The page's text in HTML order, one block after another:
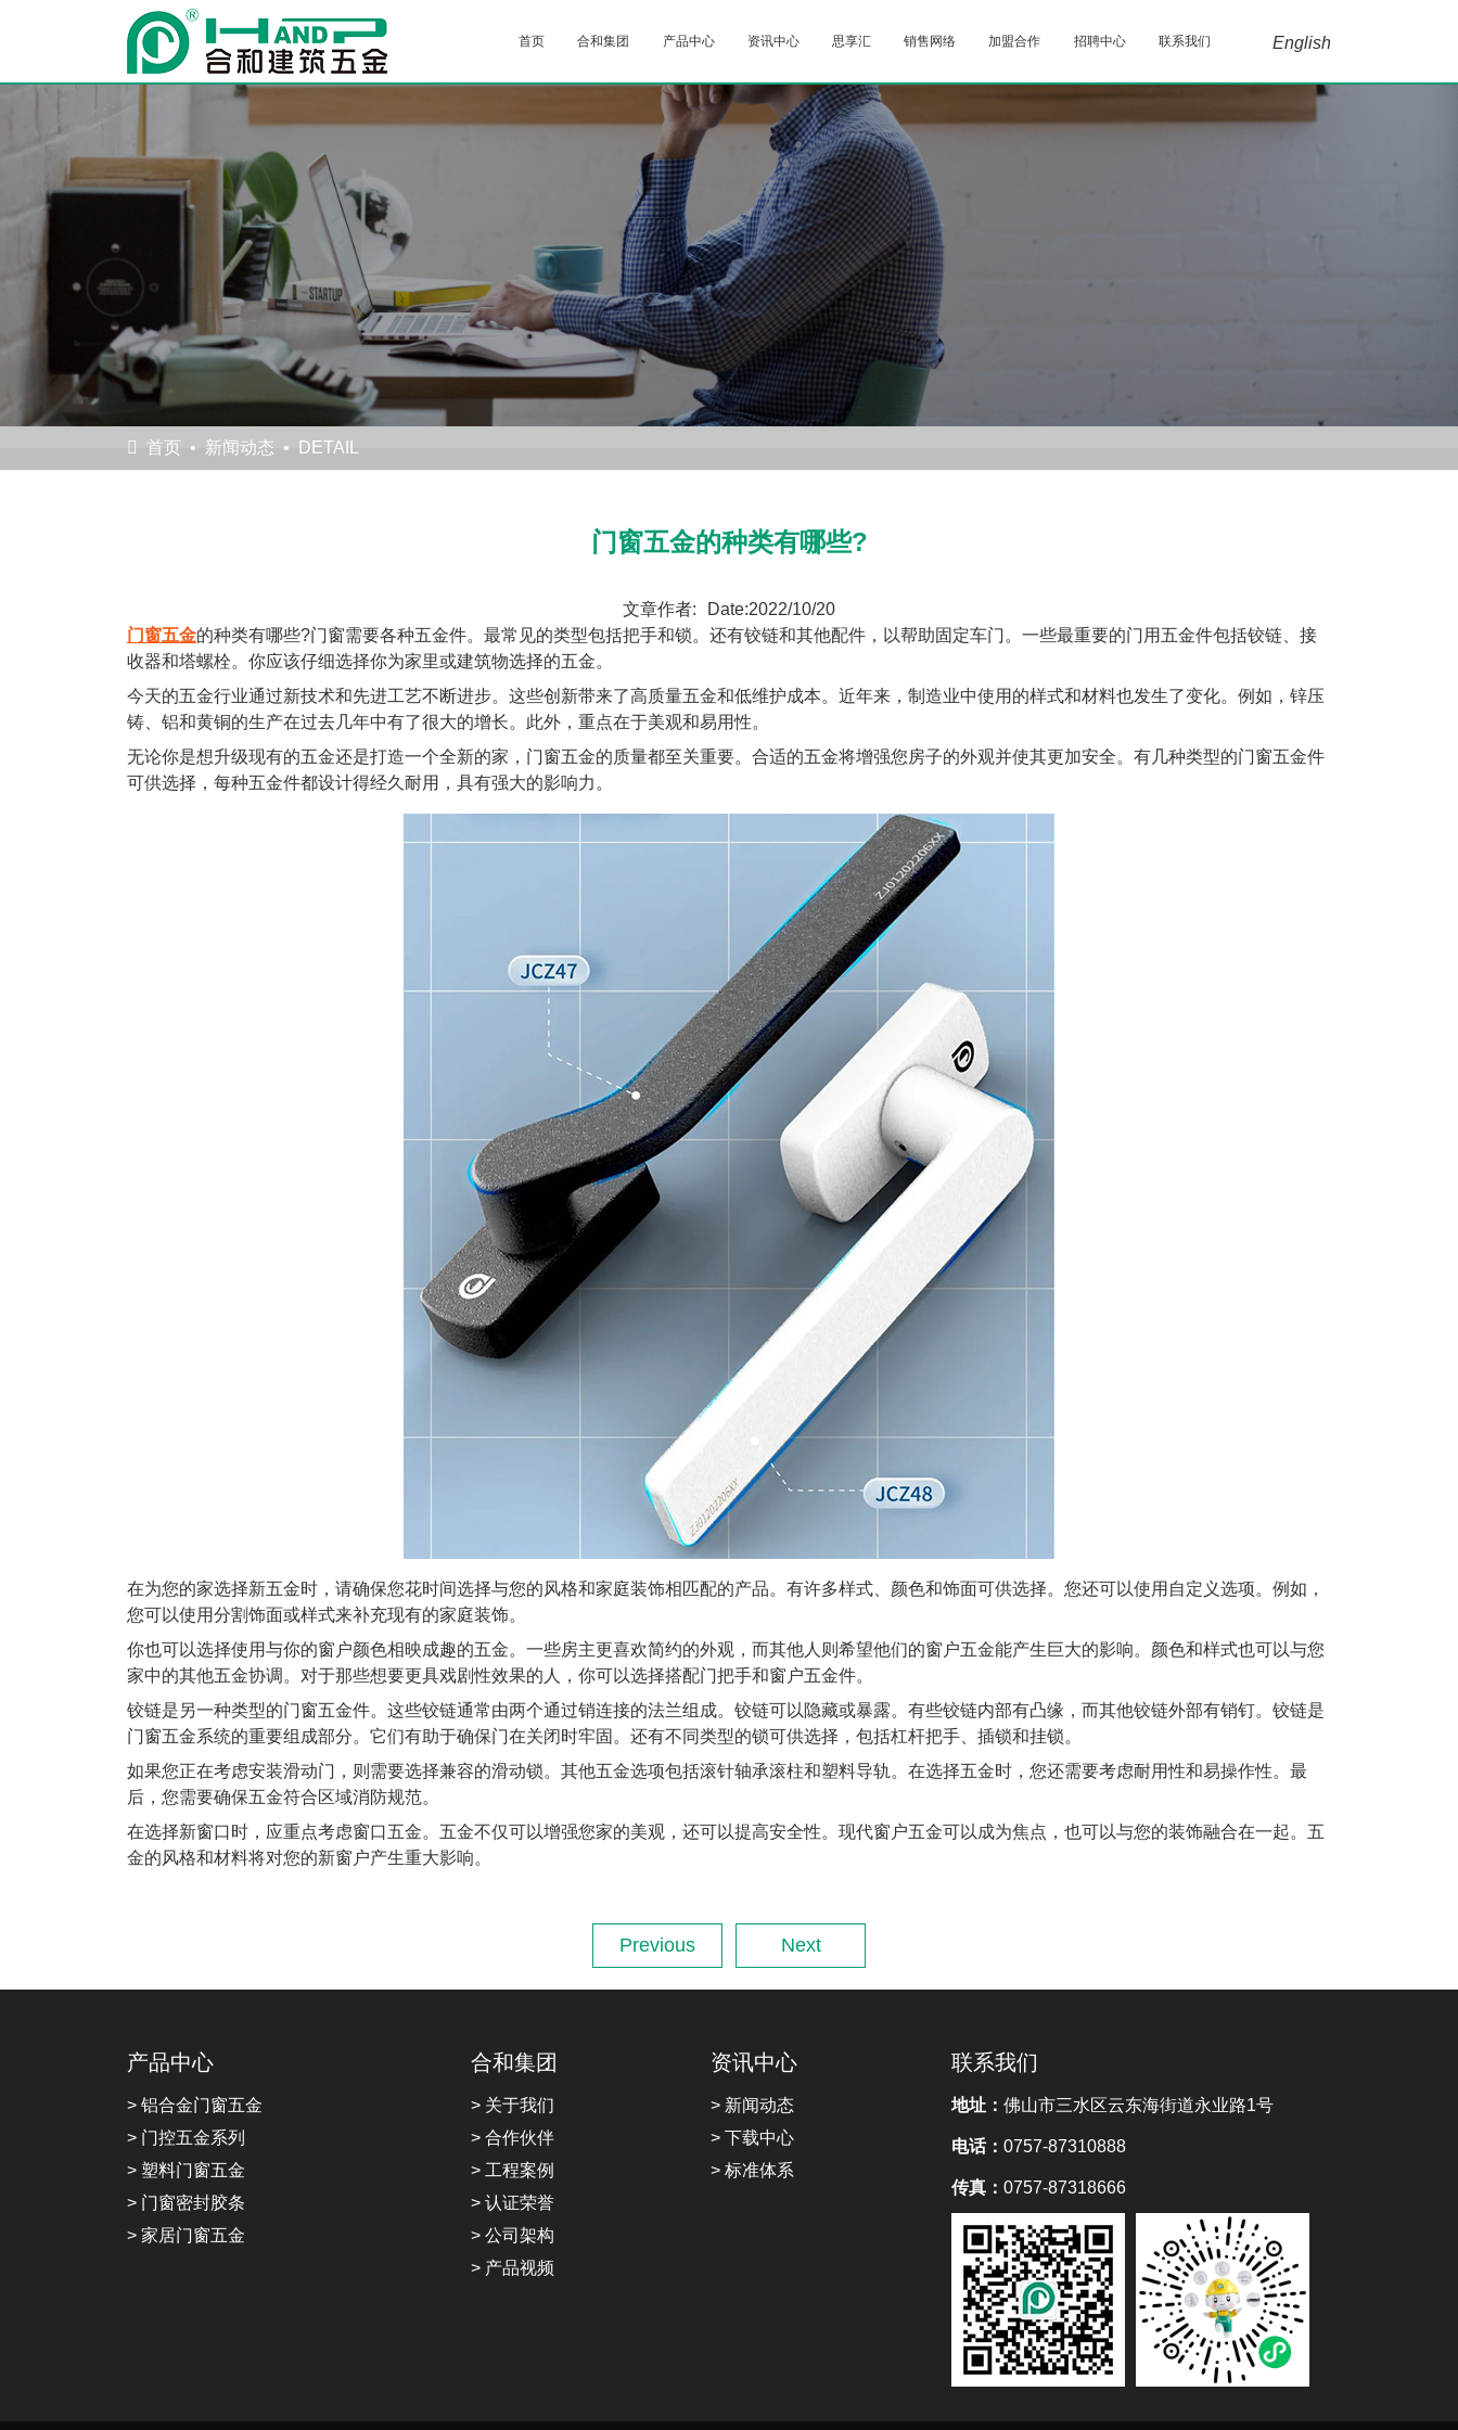
English
首页 合和集团 产品中心 资讯中心 思享汇 销售网络 加盟合作 招聘中心 联系我们
首页 新闻动态 DETAIL
门窗五金的种类有哪些?
文章作者:
Date:2022/10/20
门窗五金的种类有哪些?门窗需要各种五金件。最常见的类型包括把手和锁。还有铰链和其他配件，以帮助固定车门。一些最重要的门用五金件包括铰链、接
收器和塔螺栓。你应该仔细选择你为家里或建筑物选择的五金。
今天的五金行业通过新技术和先进工艺不断进步。这些创新带来了高质量五金和低维护成本。近年来，制造业中使用的样式和材料也发生了变化。例如，锌压
铸、铝和黄铜的生产在过去几年中有了很大的增长。此外，重点在于美观和易用性。
无论你是想升级现有的五金还是打造一个全新的家，门窗五金的质量都至关重要。合适的五金将增强您房子的外观并使其更加安全。有几种类型的门窗五金件
可供选择，每种五金件都设计得经久耐用，具有强大的影响力。
在为您的家选择新五金时，请确保您花时间选择与您的风格和家庭装饰相匹配的产品。有许多样式、颜色和饰面可供选择。您还可以使用自定义选项。例如，
您可以使用分割饰面或样式来补充现有的家庭装饰。
你也可以选择使用与你的窗户颜色相映成趣的五金。一些房主更喜欢简约的外观，而其他人则希望他们的窗户五金能产生巨大的影响。颜色和样式也可以与您
家中的其他五金协调。对于那些想要更具戏剧性效果的人，你可以选择搭配门把手和窗户五金件。
铰链是另一种类型的门窗五金件。这些铰链通常由两个通过销连接的法兰组成。铰链可以隐藏或暴露。有些铰链内部有凸缘，而其他铰链外部有销钉。铰链是
门窗五金系统的重要组成部分。它们有助于确保门在关闭时牢固。还有不同类型的锁可供选择，包括杠杆把手、插锁和挂锁。
如果您正在考虑安装滑动门，则需要选择兼容的滑动锁。其他五金选项包括滚针轴承滚柱和塑料导轨。在选择五金时，您还需要考虑耐用性和易操作性。最
后，您需要确保五金符合区域消防规范。
在选择新窗口时，应重点考虑窗口五金。五金不仅可以增强您家的美观，还可以提高安全性。现代窗户五金可以成为焦点，也可以与您的装饰融合在一起。五
金的风格和材料将对您的新窗户产生重大影响。
Previous Next
产品中心
> 铝合金门窗五金
> 门控五金系列
> 塑料门窗五金
> 门窗密封胶条
> 家居门窗五金
合和集团
> 关于我们
> 合作伙伴
> 工程案例
> 认证荣誉
> 公司架构
> 产品视频
资讯中心
> 新闻动态
> 下载中心
> 标准体系
联系我们
地址： 佛山市三水区云东海街道永业路1号
电话： 0757-87310888
传真： 0757-87318666